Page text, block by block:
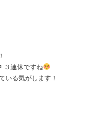
３連休ですね
いる気がします！